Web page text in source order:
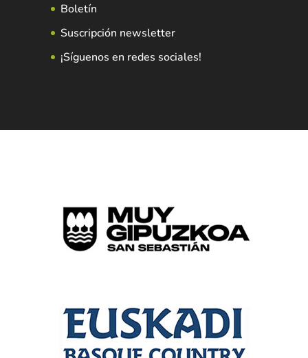
Boletín
Suscripción newsletter
¡Síguenos en redes sociales!